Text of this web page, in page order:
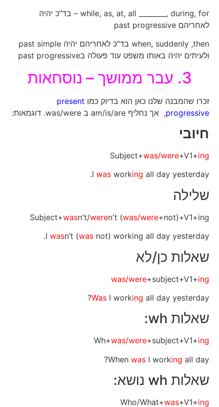
while, as, at, all ________, during, for – בד"כ יהיה
לאחריהם past progressive
when, suddenly ,then בד"כ לאחריהם יהיה past simple
ולעיתים יהיה באותו משפט עוד פעולה בpast progressive
3. עבר ממושך – נוסחאות
זכרו שהמבנה שלנו כאן הוא בדיוק כמו present
progressive, אך נחליף am/is/are ב was/were. דוגמאות:
חיובי
Subject+was/were+V1+ing
I was working all day yesterday.
שלילה
Subject+wasn't/weren't (was/were+not)+V1+ing
I wasn’t (was not) working all day yesterday.
שאלות כן/לא
was/were+subject+V1+ing
Was I working all day yesterday?
שאלות wh:
Wh+was/were+subject+V1+ing
When was I working all day?
שאלות wh נושא:
Who/What+was+V1+ing